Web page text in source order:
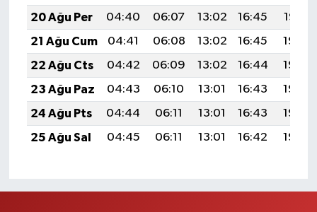
20 Ağu Per
04:40 06:07 13:02 16:45
19:47
21 Ağu Cum
04:41 06:08 13:02 16:45
19:46
22 Ağu Cts
04:42 06:09 13:02 16:44
19:44
23 Ağu Paz
04:43 06:10 13:01 16:43
19:43
24 Ağu Pts
04:44 06:11 13:01 16:43
19:42
25 Ağu Sal
04:45 06:11 13:01 16:42 19:40